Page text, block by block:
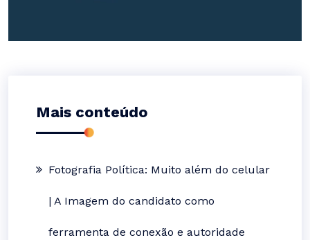
Mais conteúdo
Fotografia Política: Muito além do celular
| A Imagem do candidato como
ferramenta de conexão e autoridade